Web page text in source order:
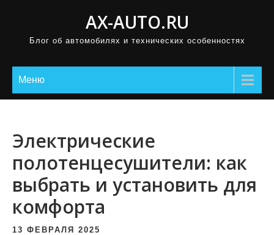
AX-AUTO.RU
Блог об автомобилях и технических особенностях
Меню
Электрические
полотенцесушители: как
выбрать и установить для
комфорта
13 ФЕВРАЛЯ 2025